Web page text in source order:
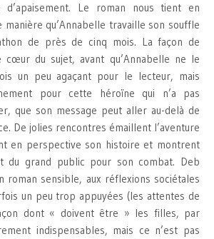
Le roman nous tient en
manière qu’Annabelle travaille son souffle
de près de cinq mois. La façon de
du sujet, avant qu’Annabelle ne le
un peu agaçant pour le lecteur, mais
pour cette héroïne qui n’a pas
que son message peut aller au-delà de
De jolies rencontres émaillent l’aventure
en perspective son histoire et montrent
du grand public pour son combat. Deb
roman sensible, aux réflexions sociétales
un peu trop appuyées (les attentes de
dont « doivent être » les filles, par
indispensables, mais ce n’est pas